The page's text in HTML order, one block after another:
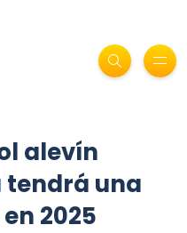
alevín
tendrá una
2025